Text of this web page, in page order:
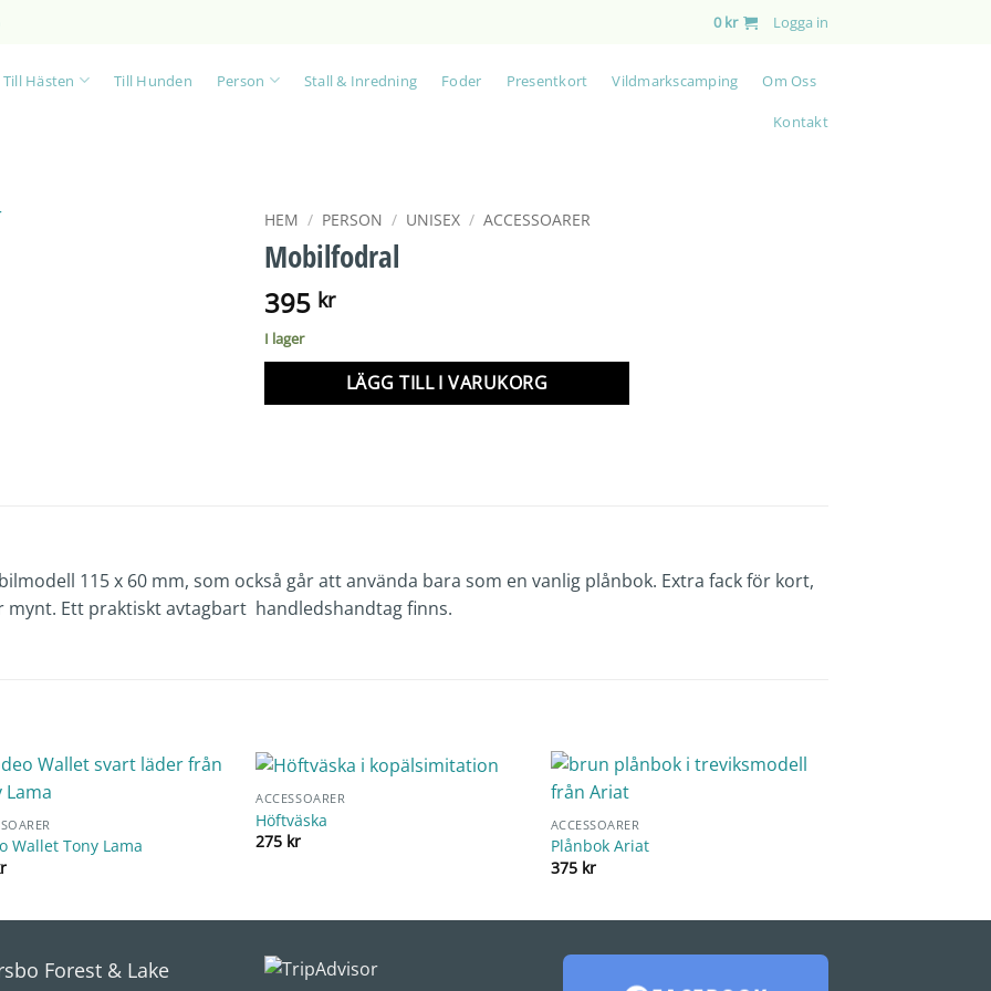
0kr Logga in
Till Hästen Till Hunden Person Stall & Inredning Foder Presentkort Vildmarkscamping Om Oss
Kontakt
HEM / PERSON / UNISEX / ACCESSOARER
Mobilfodral
395 kr
I lager
LÄGG TILL I VARUKORG
115 x 60 mm, som också går att använda bara som en vanlig plånbok. Extra fack för kort,
mynt. Ett praktiskt avtagbart handledshandtag finns.
Wallet Tony Lama
ACCESSOARER
Höftväska
275 kr
ACCESSOARER
Plånbok Ariat
375 kr
Forest & Lake